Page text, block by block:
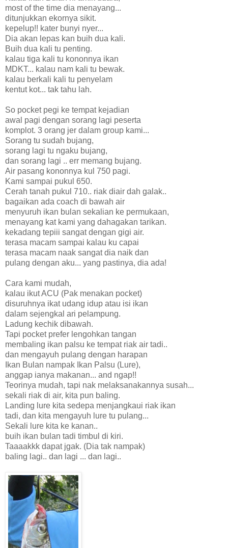
most of the time dia menayang...
ditunjukkan ekornya sikit.
kepelup!! kater bunyi nyer...
Dia akan lepas kan buih dua kali.
Buih dua kali tu penting.
kalau tiga kali tu kononnya ikan
MDKT... kalau nam kali tu bewak.
kalau berkali kali tu penyelam
kentut kot... tak tahu lah.
So pocket pegi ke tempat kejadian
awal pagi dengan sorang lagi peserta
komplot. 3 orang jer dalam group kami...
Sorang tu sudah bujang,
sorang lagi tu ngaku bujang,
dan sorang lagi .. err memang bujang.
Air pasang kononnya kul 750 pagi.
Kami sampai pukul 650.
Cerah tanah pukul 710.. riak diair dah galak..
bagaikan ada coach di bawah air
menyuruh ikan bulan sekalian ke permukaan,
menayang kat kami yang dahagakan tarikan.
kekadang tepiii sangat dengan gigi air.
terasa macam sampai kalau ku capai
terasa macam naak sangat dia naik dan
pulang dengan aku... yang pastinya, dia ada!
Cara kami mudah,
kalau ikut ACU (Pak menakan pocket)
disuruhnya ikat udang idup atau isi ikan
dalam sejengkal ari pelampung.
Ladung kechik dibawah.
Tapi pocket prefer lengohkan tangan
membaling ikan palsu ke tempat riak air tadi..
dan mengayuh pulang dengan harapan
Ikan Bulan nampak Ikan Palsu (Lure),
anggap ianya makanan... and ngap!!
Teorinya mudah, tapi nak melaksanakannya susah...
sekali riak di air, kita pun baling.
Landing lure kita sedepa menjangkaui riak ikan
tadi, dan kita mengayuh lure tu pulang...
Sekali lure kita ke kanan..
buih ikan bulan tadi timbul di kiri.
Taaaakkk dapat jgak. (Dia tak nampak)
baling lagi.. dan lagi ... dan lagi..